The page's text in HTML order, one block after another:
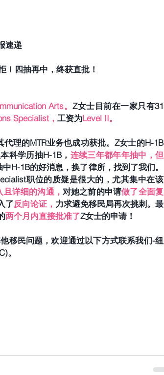
速递
！四抽再中，终获直批！
Arts。Z女士目前在一家只有31
Specialist， 工资为Level II。
理的MTR业务也成功获批。Z女士的H-1B
科学历抽H-1B， 连续三年都年年抽中，但
H-1B的好消息，换了律所，找到了我们。
职位的质疑是很大的，尤其集中在该
且详细的沟通， 对她之前的申请做了全面复
了反向论证， 力求避免移民局再次挑刺。最
两个月内直接批准了Z女士的申请！
移民问题，欢迎通过以下方式联系我们-纽
。